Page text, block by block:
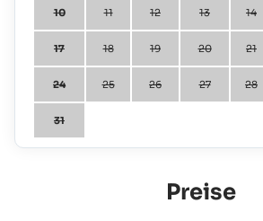
10 11 12 13 14
17 18 19 20 21
24 25 26 27 28
31
Preise